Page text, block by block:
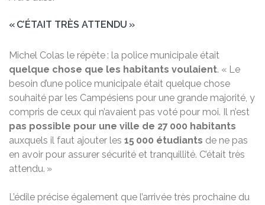
« C’ÉTAIT TRÈS ATTENDU »
Michel Colas le répète : la police municipale était
quelque chose que les habitants voulaient. « Le
besoin d’une police municipale était quelque chose
souhaité par les Campésiens pour une grande majorité, y
compris de ceux qui n’avaient pas voté pour moi. Il n’est
pas possible pour une ville de 27 000 habitants
auxquels il faut ajouter les 15 000 étudiants de ne pas
en avoir pour assurer sécurité et tranquillité. C’était très
attendu. »
L’édile précise également que l’arrivée très prochaine du